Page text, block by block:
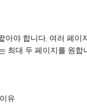
아야 합니다. 여러 페이
최대 두 페이지를 원합
유